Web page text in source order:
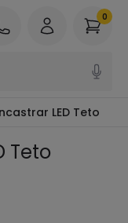
0
LED Teto
Teto